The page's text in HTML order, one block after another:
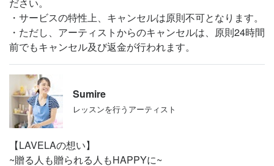
・サービスの特性上、キャンセルは原則不可となります。
・ただし、アーティストからのキャンセルは、原則24時間
前でもキャンセル及び返金が行われます。
Sumire
レッスンを行うアーティスト
【LAVELAの想い】
~贈る人も贈られる人もHAPPYに~